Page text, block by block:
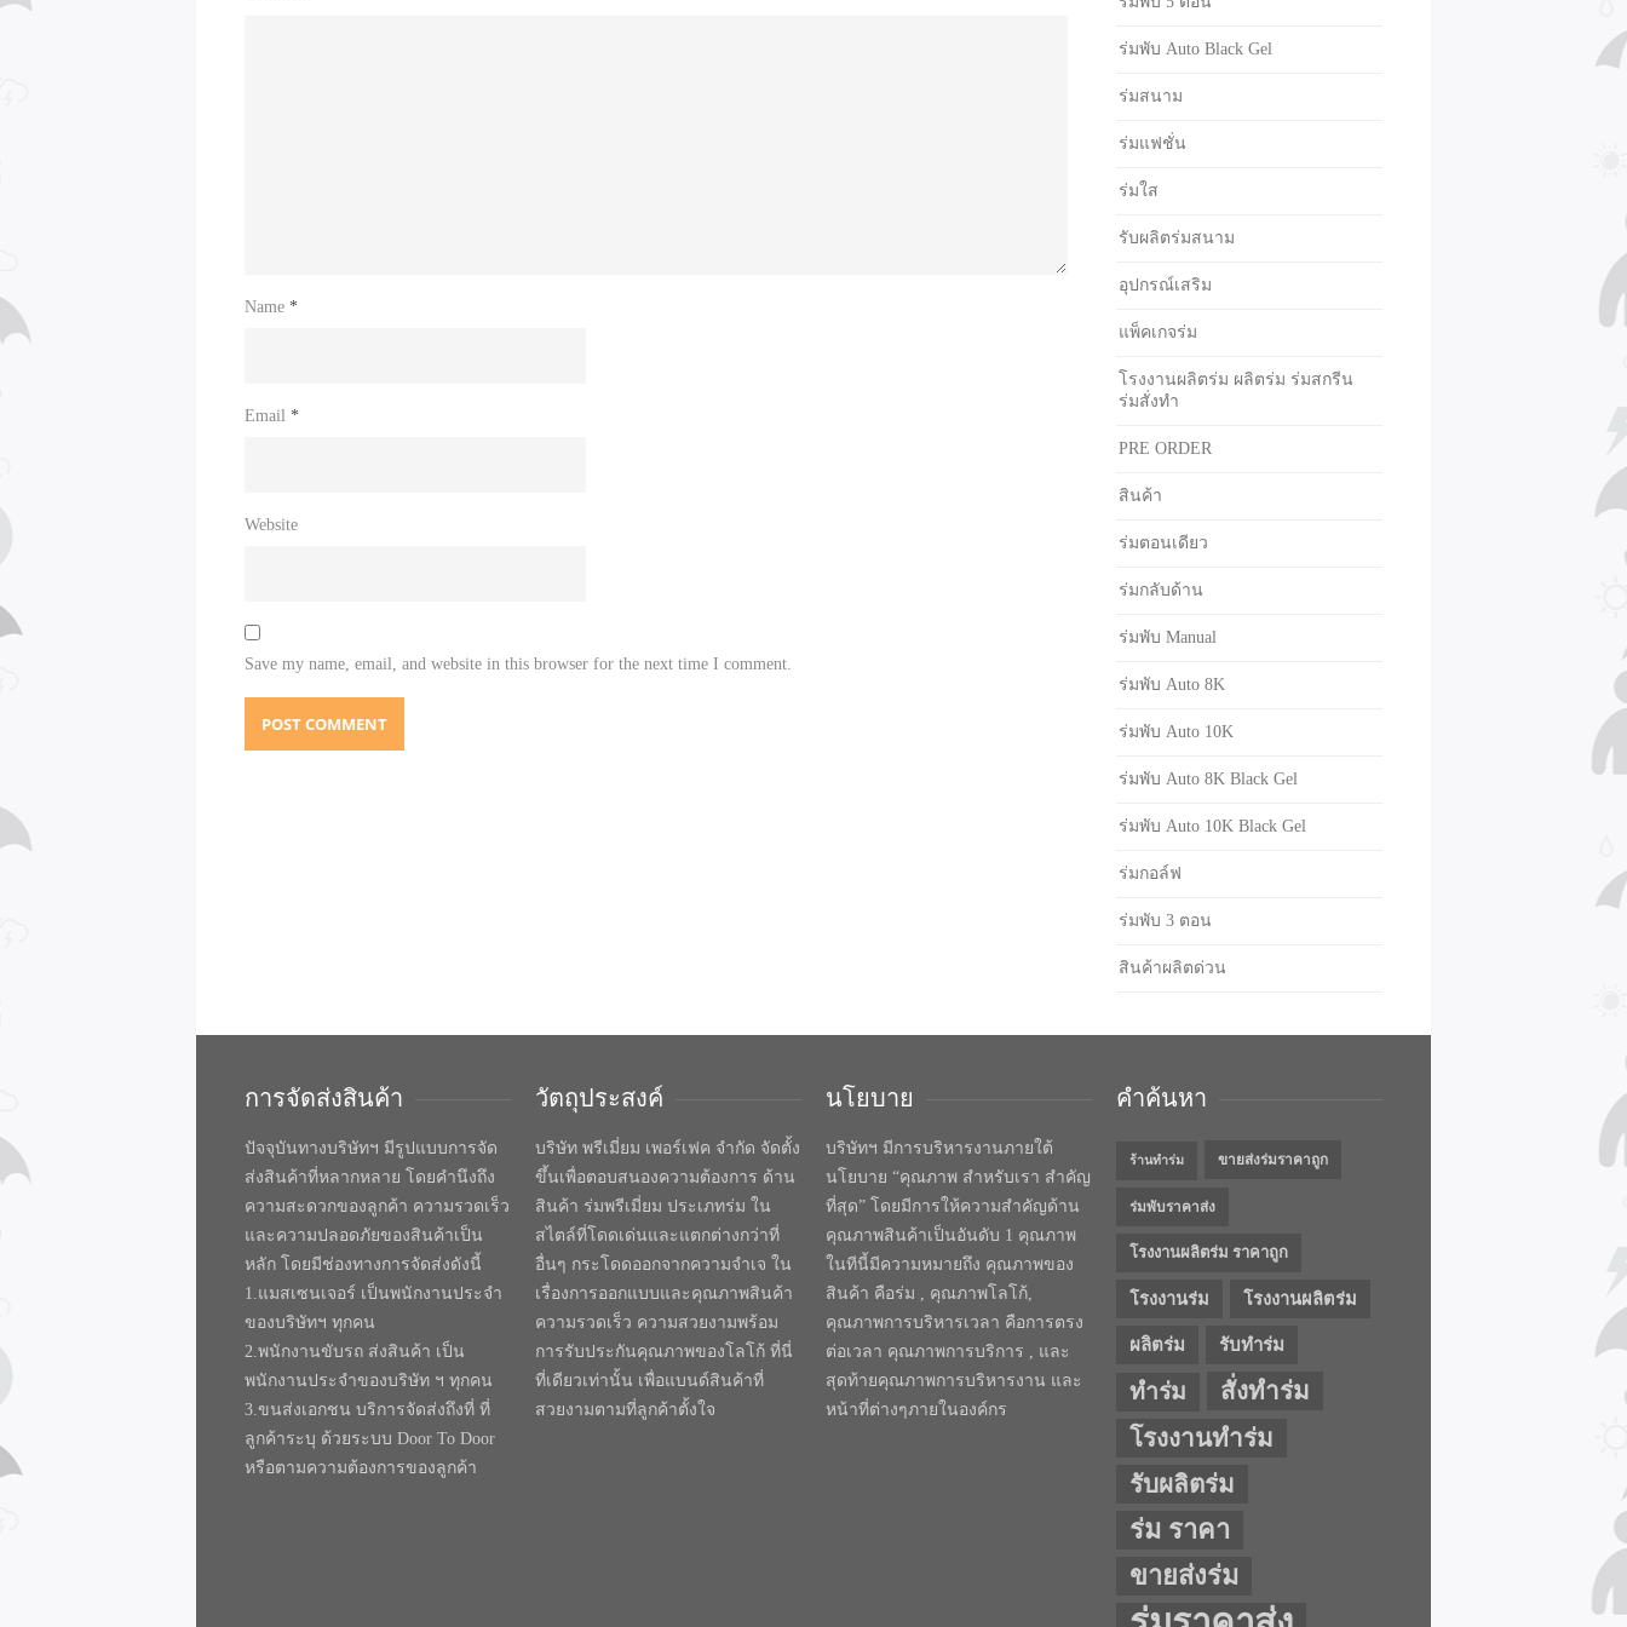
Name *
Email *
Website
Save my name, email, and website in this browser for the next time I comment.
ร่มพับ Auto Black Gel
ร่มสนาม
ร่มแฟชั่น
ร่มใส
รับผลิตร่มสนาม
อุปกรณ์เสริม
แพ็คเกจร่ม
โรงงานผลิตร่ม ผลิตร่ม ร่มสกรีน
ร่มสั่งทำ
PRE ORDER
สินค้า
ร่มตอนเดียว
ร่มกลับด้าน
ร่มพับ Manual
ร่มพับ Auto 8K
ร่มพับ Auto 10K
ร่มพับ Auto 8K Black Gel
ร่มพับ Auto 10K Black Gel
ร่มกอล์ฟ
ร่มพับ 3 ตอน
สินค้าผลิตด่วน
การจัดส่งสินค้า
ปัจจุบันทางบริษัทฯ มีรูปแบบการจัด
ส่งสินค้าที่หลากหลาย โดยคำนึงถึง
ความสะดวกของลูกค้า ความรวดเร็ว
และความปลอดภัยของสินค้าเป็น
หลัก โดยมีช่องทางการจัดส่งดังนี้
1.แมสเซนเจอร์ เป็นพนักงานประจำ
ของบริษัทฯ ทุกคน
2.พนักงานขับรถ ส่งสินค้า เป็น
พนักงานประจำของบริษัท ฯ ทุกคน
3.ขนส่งเอกชน บริการจัดส่งถึงที่ ที่
ลูกค้าระบุ ด้วยระบบ Door To Door
หรือตามความต้องการของลูกค้า
วัตถุประสงค์
บริษัท พรีเมี่ยม เพอร์เฟค จำกัด จัดตั้ง
ขึ้นเพื่อตอบสนองความต้องการ ด้าน
สินค้า ร่มพรีเมี่ยม ประเภทร่ม ใน
สไตล์ที่โดดเด่นและแตกต่างกว่าที่
อื่นๆ กระโดดออกจากความจำเจ ใน
เรื่องการออกแบบและคุณภาพสินค้า
ความรวดเร็ว ความสวยงามพร้อม
การรับประกันคุณภาพของโลโก้ ที่นี่
ที่เดียวเท่านั้น เพื่อแบนด์สินค้าที่
สวยงามตามที่ลูกค้าตั้งใจ
นโยบาย
บริษัทฯ มีการบริหารงานภายใต้
นโยบาย “คุณภาพ สำหรับเรา สำคัญ
ที่สุด” โดยมีการให้ความสำคัญด้าน
คุณภาพสินค้าเป็นอันดับ 1 คุณภาพ
ในทีนี้มีความหมายถึง คุณภาพของ
สินค้า คือร่ม , คุณภาพโลโก้,
คุณภาพการบริหารเวลา คือการตรง
ต่อเวลา คุณภาพการบริการ , และ
สุดท้ายคุณภาพการบริหารงาน และ
หน้าที่ต่างๆภายในองค์กร
คำค้นหา
ร้านทำร่ม ขายส่งร่มราคาถูก
ร่มพับราคาส่ง
โรงงานผลิตร่ม ราคาถูก
โรงงานร่ม โรงงานผลิตร่ม
ผลิตร่ม รับทำร่ม
ทำร่ม
สั่งทำร่ม
โรงงานทำร่ม
รับผลิตร่ม
ร่ม ราคา
ขายส่งร่ม